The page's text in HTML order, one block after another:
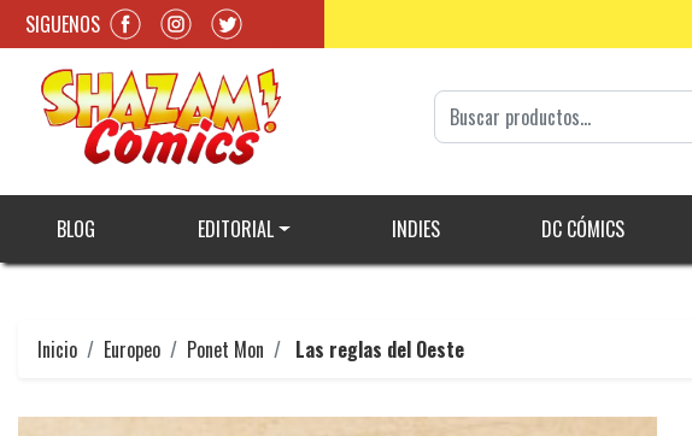
SIGUENOS
BLOG EDITORIAL INDIES DC CÓMICS
Inicio Europeo Ponet Mon Las reglas del Oeste